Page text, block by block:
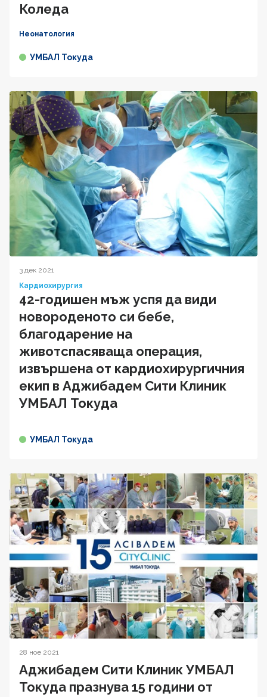
Коледа
Неонатология
УМБАЛ Токуда
3 дек 2021
Кардиохирургия
42-годишен мъж успя да види
новороденото си бебе,
благодарение на
животспасяваща операция,
извършена от кардиохирургичния
екип в Аджибадем Сити Клиник
УМБАЛ Токуда
УМБАЛ Токуда
28 ное 2021
Аджибадем Сити Клиник УМБАЛ
Токуда празнува 15 години от